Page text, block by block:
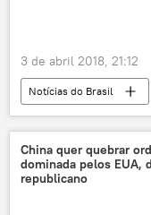
3 de abril 2018, 21:12
Notícias do Brasil
Eduardo Villas Bôas
Antônio Hamilton de
Luiz Gonzaga Schroeder
China quer quebrar
dominada pelos EUA,
republicano